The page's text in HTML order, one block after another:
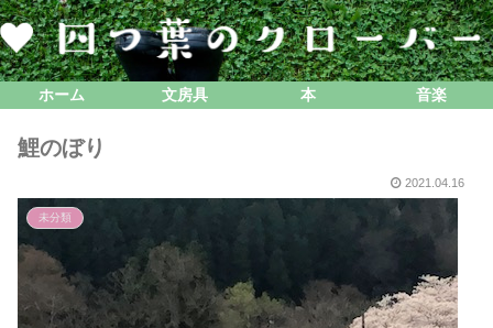
ホーム 文房具 本 音楽
鯉のぼり
2021.04.16
未分類